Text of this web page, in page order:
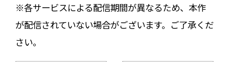
※各サービスによる配信期間が異なるため、本作
が配信されていない場合がございます。ご了承くだ
さい。